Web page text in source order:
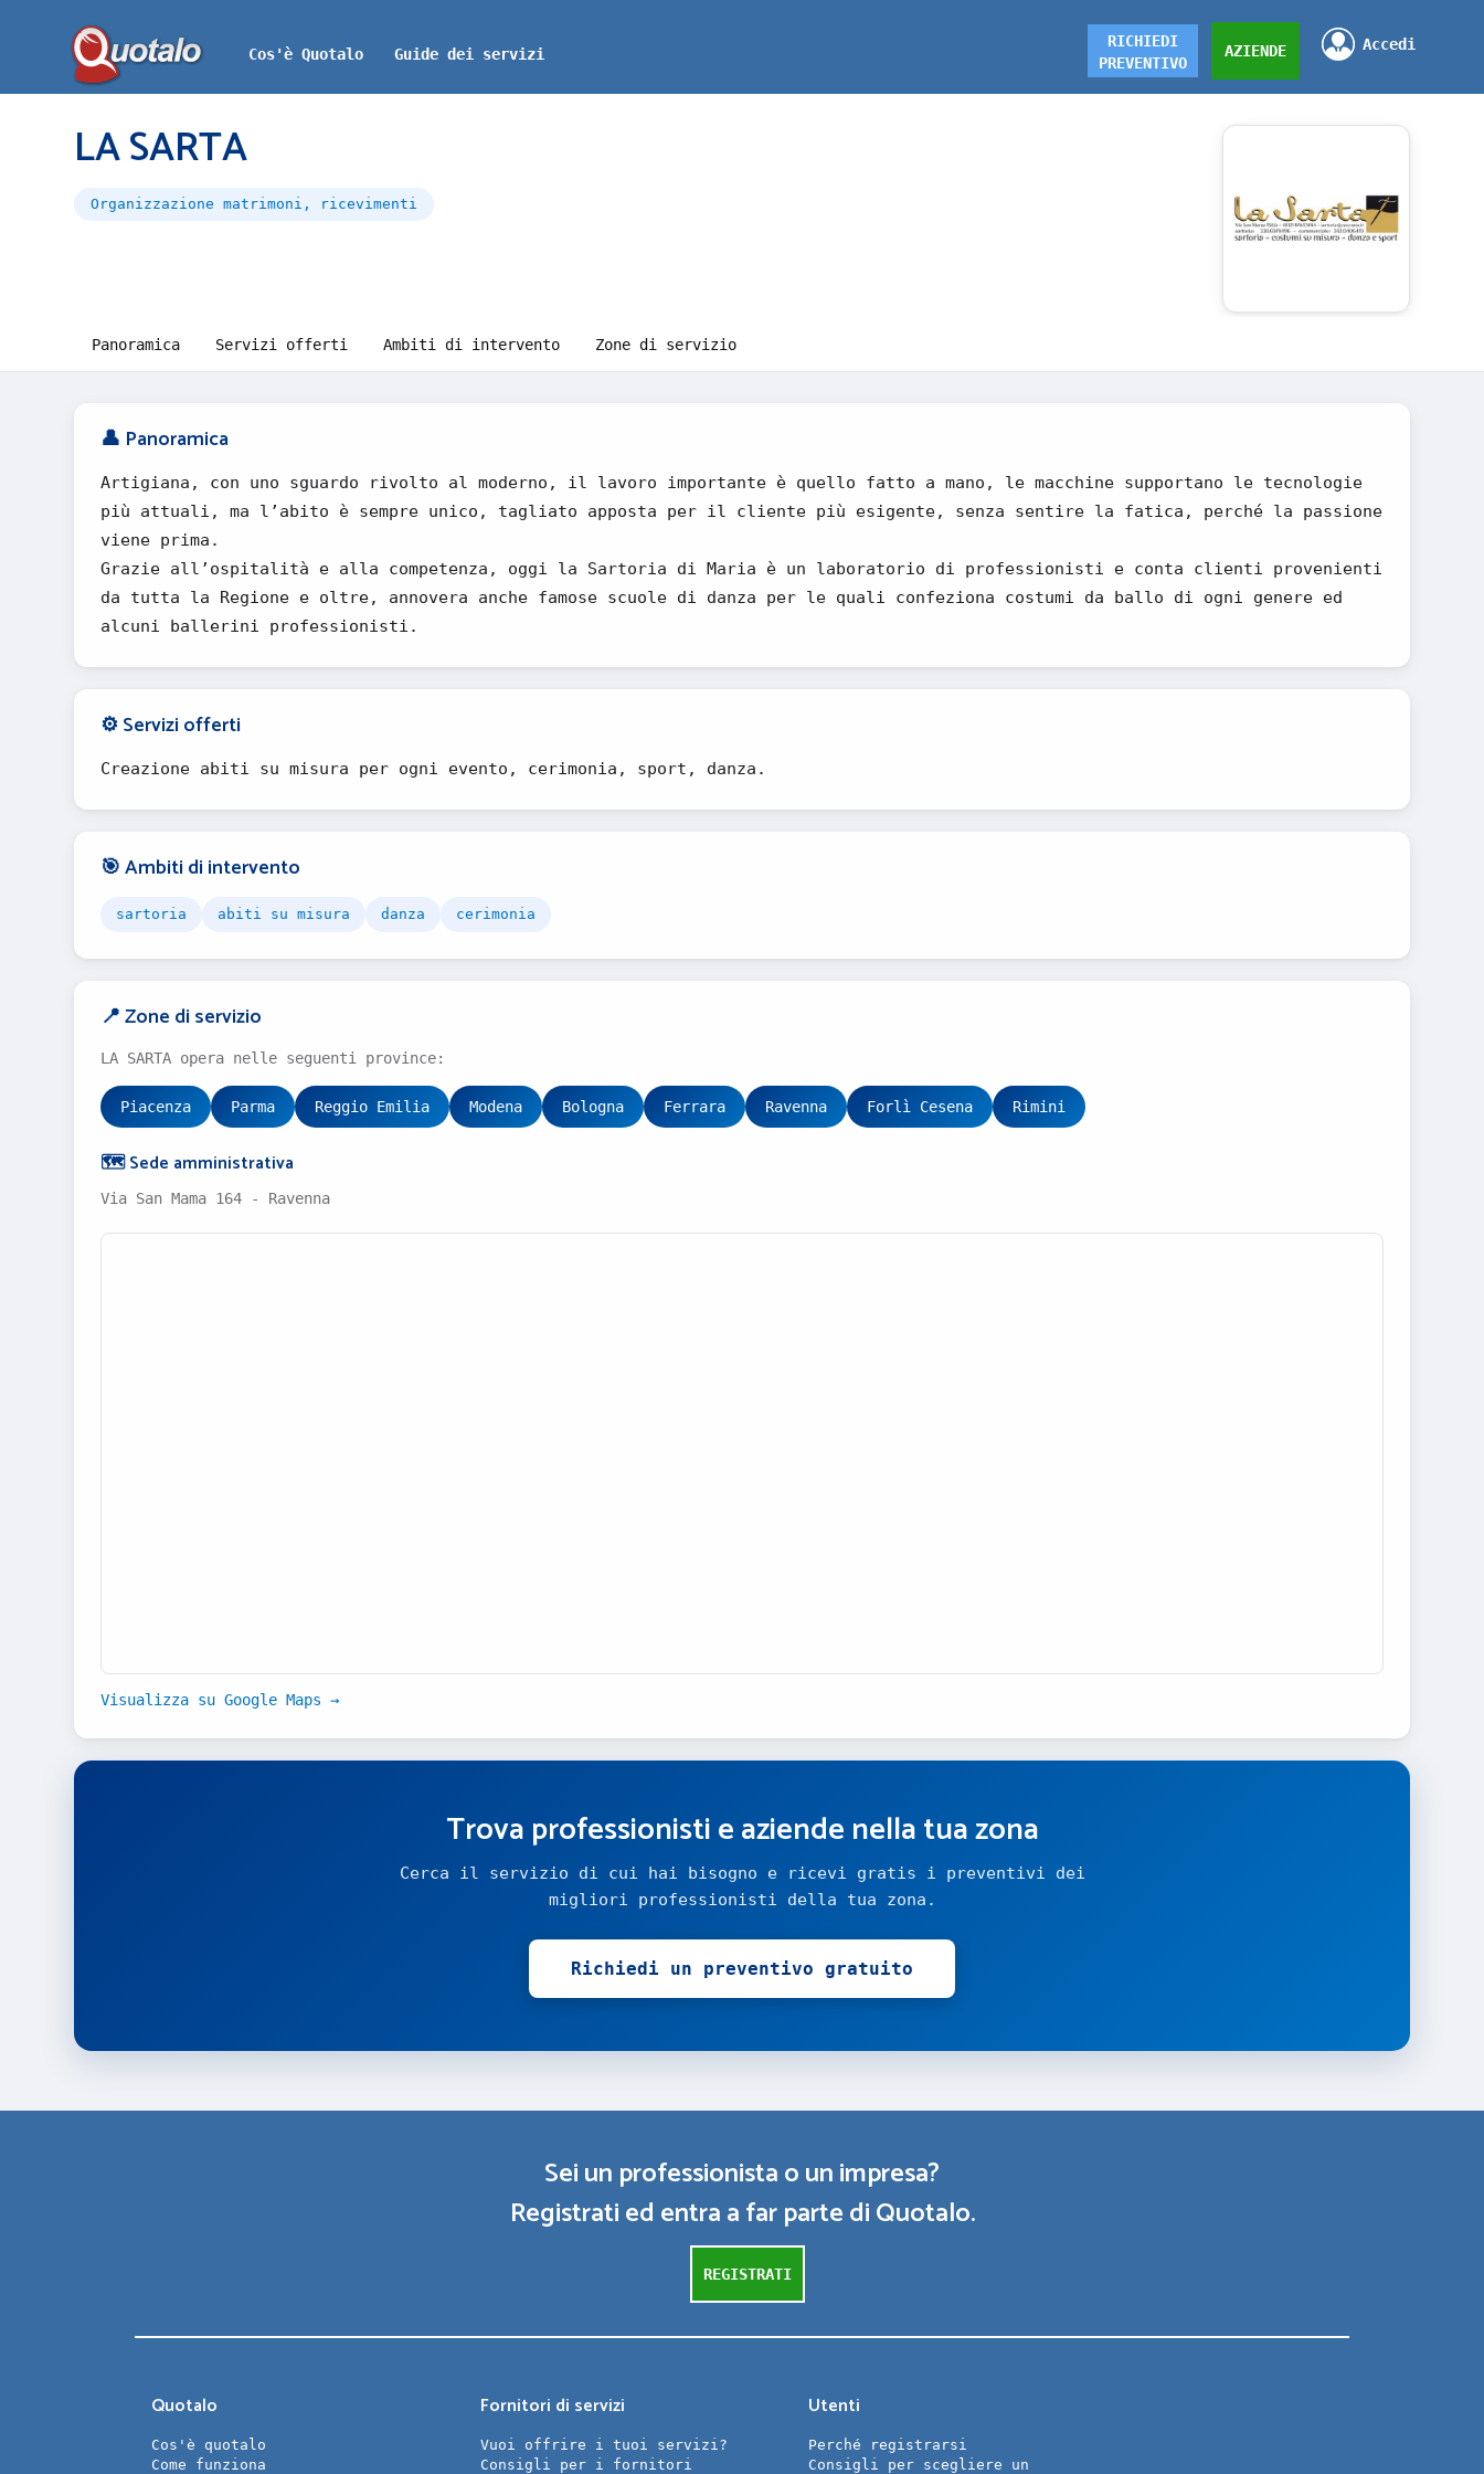
Cos'è Quotalo Guide dei servizi
Accedi
AZIENDE
RICHIEDI
PREVENTIVO
LA SARTA
Organizzazione matrimoni, ricevimenti
Panoramica Servizi offerti Ambiti di intervento Zone di servizio
👤 Panoramica
Artigiana, con uno sguardo rivolto al moderno, il lavoro importante è quello fatto a mano, le macchine supportano le tecnologie
più attuali, ma l’abito è sempre unico, tagliato apposta per il cliente più esigente, senza sentire la fatica, perché la passione
viene prima.
Grazie all’ospitalità e alla competenza, oggi la Sartoria di Maria è un laboratorio di professionisti e conta clienti provenienti
da tutta la Regione e oltre, annovera anche famose scuole di danza per le quali confeziona costumi da ballo di ogni genere ed
alcuni ballerini professionisti.
⚙️ Servizi offerti
Creazione abiti su misura per ogni evento, cerimonia, sport, danza.
🎯 Ambiti di intervento
sartoria abiti su misura danza cerimonia
📍 Zone di servizio
LA SARTA opera nelle seguenti province:
Piacenza Parma Reggio Emilia Modena Bologna Ferrara Ravenna Forlì Cesena Rimini
🗺️ Sede amministrativa
Via San Mama 164 - Ravenna
Visualizza su Google Maps →
Trova professionisti e aziende nella tua zona
Cerca il servizio di cui hai bisogno e ricevi gratis i preventivi dei
migliori professionisti della tua zona.
Richiedi un preventivo gratuito
Sei un professionista o un impresa?
Registrati ed entra a far parte di Quotalo.
REGISTRATI
Quotalo
Cos'è quotalo
Come funziona
Fornitori di servizi
Vuoi offrire i tuoi servizi?
Consigli per i fornitori
Utenti
Perché registrarsi
Consigli per scegliere un